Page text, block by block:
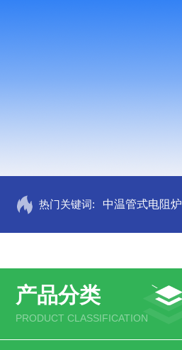
热门关键词: 中温管式电阻炉
产品分类
PRODUCT CLASSIFICATION